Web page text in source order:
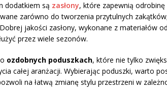
dodatkiem są zasłony, które zapewnią
zarówno do tworzenia przytulnych
jakości zasłony, wykonane z materiałów
przez wiele sezonów.
ozdobnych poduszkach, które nie tylko
całej aranżacji. Wybierając poduszki, warto
na łatwą zmianę stylu przestrzeni w